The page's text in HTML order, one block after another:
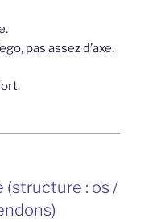
pas assez d’axe.
(structure : os /